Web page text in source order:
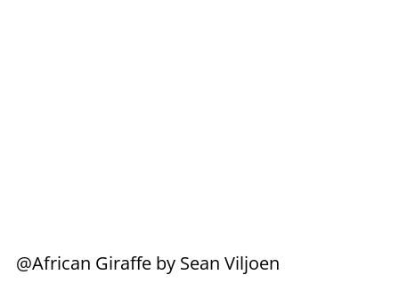
@African Giraffe by Sean Viljoen